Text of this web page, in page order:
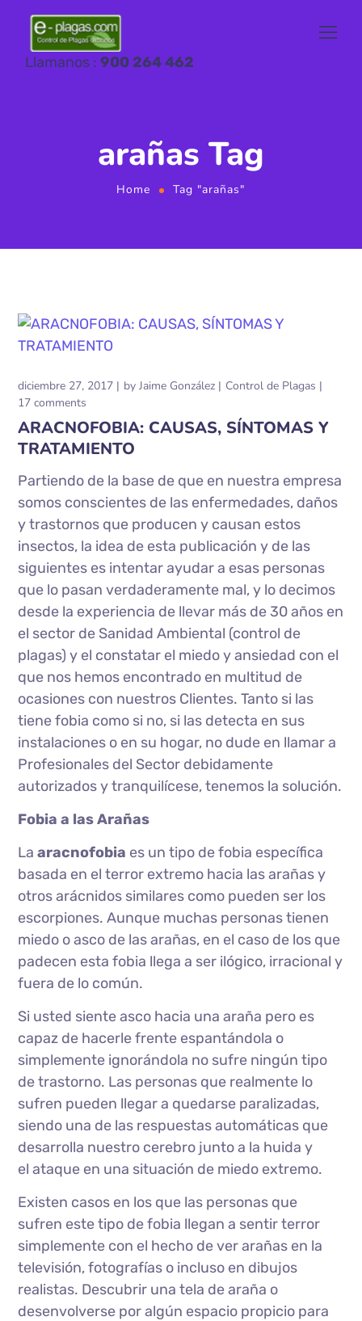
Llamanos : 900 264 462
arañas Tag
Home Tag "arañas"
diciembre 27, 2017 byJaime González
Control de Plagas
17 comments
ARACNOFOBIA: CAUSAS, SÍNTOMAS Y
TRATAMIENTO
Partiendo de la base de que en nuestra empresa
somos conscientes de las enfermedades, daños
y trastornos que producen y causan estos
insectos, la idea de esta publicación y de las
siguientes es intentar ayudar a esas personas
que lo pasan verdaderamente mal, y lo decimos
desde la experiencia de llevar más de 30 años en
el sector de Sanidad Ambiental (control de
plagas) y el constatar el miedo y ansiedad con el
que nos hemos encontrado en multitud de
ocasiones con nuestros Clientes. Tanto si las
tiene fobia como si no, si las detecta en sus
instalaciones o en su hogar, no dude en llamar a
Profesionales del Sector debidamente
autorizados y tranquilícese, tenemos la solución.
Fobia a las Arañas
Laaracnofobia es un tipo de fobia específica
basada en el terror extremo hacia las arañas y
otros arácnidos similares como pueden ser los
escorpiones. Aunque muchas personas tienen
miedo o asco de las arañas, en el caso de los que
padecen esta fobia llega a ser ilógico, irracional y
fuera de lo común.
Si usted siente asco hacia una araña pero es
capaz de hacerle frente espantándola o
simplemente ignorándola no sufre ningún tipo
de trastorno. Las personas que realmente lo
sufren pueden llegar a quedarse paralizadas,
siendo una de las respuestas automáticas que
desarrolla nuestro cerebro junto a la huida y
el ataque en una situación de miedo extremo.
Existen casos en los que las personas que
sufren este tipo de fobia llegan a sentir terror
simplemente con el hecho de ver arañas en la
televisión, fotografías o incluso en dibujos
realistas. Descubrir una tela de araña o
desenvolverse por algún espacio propicio para